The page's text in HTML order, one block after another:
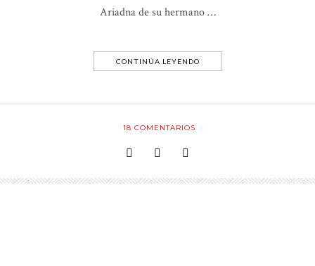
Ariadna de su hermano …
CONTINÚA LEYENDO
18 COMENTARIOS